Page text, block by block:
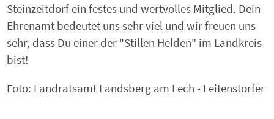
Steinzeitdorf ein festes und wertvolles Mitglied. Dein
Ehrenamt bedeutet uns sehr viel und wir freuen uns
sehr, dass Du einer der "Stillen Helden" im Landkreis
bist!
Foto: Landratsamt Landsberg am Lech - Leitenstorfer